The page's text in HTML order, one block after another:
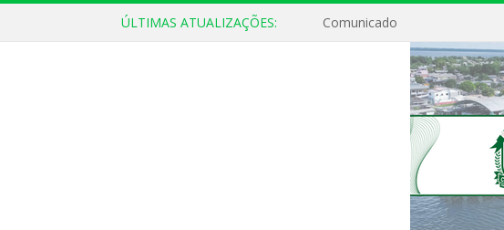
ÚLTIMAS ATUALIZAÇÕES: Comunicado